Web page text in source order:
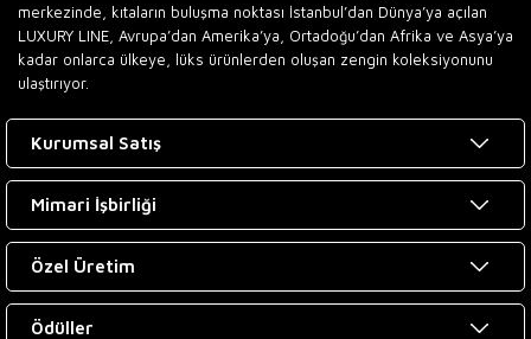
merkezinde, kıtaların buluşma noktası İstanbul’dan Dünya’ya açılan
LUXURY LINE, Avrupa’dan Amerika’ya, Ortadoğu’dan Afrika ve Asya’ya
kadar onlarca ülkeye, lüks ürünlerden oluşan zengin koleksiyonunu
ulaştırıyor.
Kurumsal Satış
Mimari İşbirliği
Özel Üretim
Ödüller